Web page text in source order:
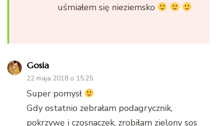
uśmiałem się nieziemsko
Gosia
22 maja 2018 o 15:25
Super pomysł
Gdy ostatnio zebrałam podagrycznik,
pokrzywę i czosnaczek, zrobiłam zielony sos